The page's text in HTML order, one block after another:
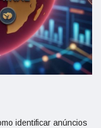
identificar anúncios